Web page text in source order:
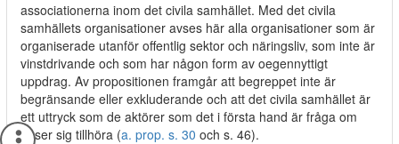
associationerna inom det civila samhället. Med det civila
samhällets organisationer avses här alla organisationer som är
organiserade utanför offentlig sektor och näringsliv, som inte är
vinstdrivande och som har någon form av oegennyttigt
uppdrag. Av propositionen framgår att begreppet inte är
begränsande eller exkluderande och att det civila samhället är
ett uttryck som de aktörer som det i första hand är fråga om
anser sig tillhöra (a. prop. s. 30 och s. 46).